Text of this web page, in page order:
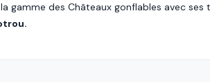
gamme des Châteaux gonflables avec ses